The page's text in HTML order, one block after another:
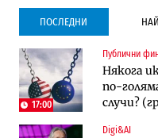
ПОСЛЕДНИ
17:00
Публични
Някога
по-
случи?
Digi&AI
трасе по
Компании
Компании
Vivacom
90%